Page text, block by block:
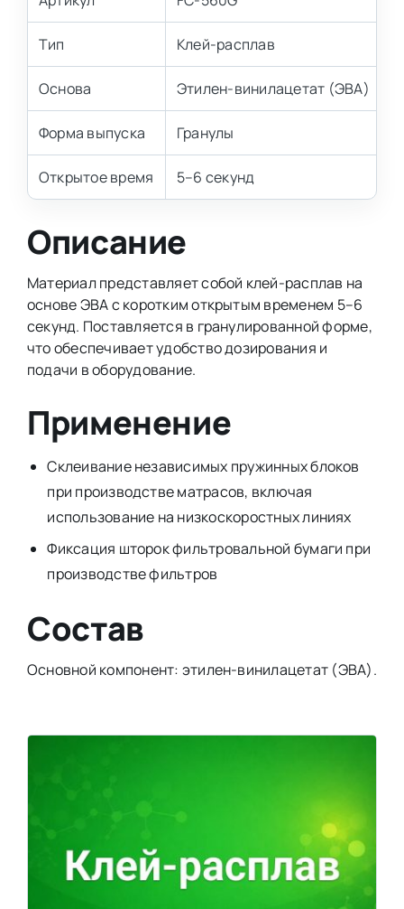
Тип Клей-расплав
Основа Этилен-винилацетат (ЭВА)
Форма выпуска Гранулы
Открытое время 5–6 секунд
Описание
Материал представляет собой клей-расплав на
основе ЭВА с коротким открытым временем 5–6
секунд. Поставляется в гранулированной форме,
что обеспечивает удобство дозирования и
подачи в оборудование.
Применение
Склеивание независимых пружинных блоков
при производстве матрасов, включая
использование на низкоскоростных линиях
Фиксация шторок фильтровальной бумаги при
производстве фильтров
Состав
Основной компонент: этилен-винилацетат (ЭВА).